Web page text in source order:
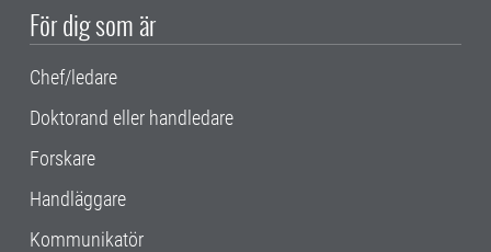
För dig som är
Chef/ledare
Doktorand eller handledare
Forskare
Handläggare
Kommunikatör